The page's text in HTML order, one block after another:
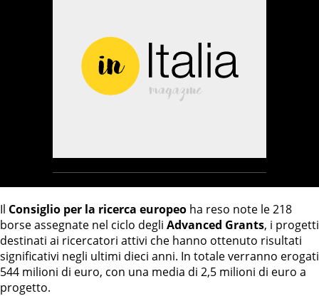
Il Consiglio per la ricerca europeo ha reso note le 218
borse assegnate nel ciclo degli Advanced Grants, i progetti
destinati ai ricercatori attivi che hanno ottenuto risultati
significativi negli ultimi dieci anni. In totale verranno erogati
544 milioni di euro, con una media di 2,5 milioni di euro a
progetto.